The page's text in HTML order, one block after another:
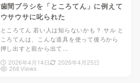
歯間ブラシを「ところてん」に例えて
ウサウサに叱られた
ところてん 若い人は知らないかも？ サル と
ころてんは、こんな道具を使って後ろから
押し出すと前から出て…
2026年4月14日
2026年4月25日
268 Views